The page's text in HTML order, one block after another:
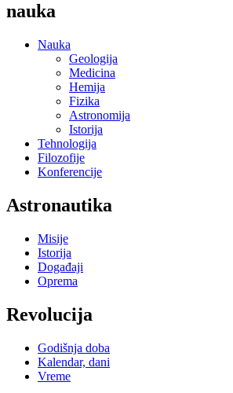
nauka
Nauka
Geologija
Medicina
Hemija
Fizika
Astronomija
Istorija
Tehnologija
Filozofije
Konferencije
Astronautika
Misije
Istorija
Događaji
Oprema
Revolucija
Godišnja doba
Kalendar, dani
Vreme